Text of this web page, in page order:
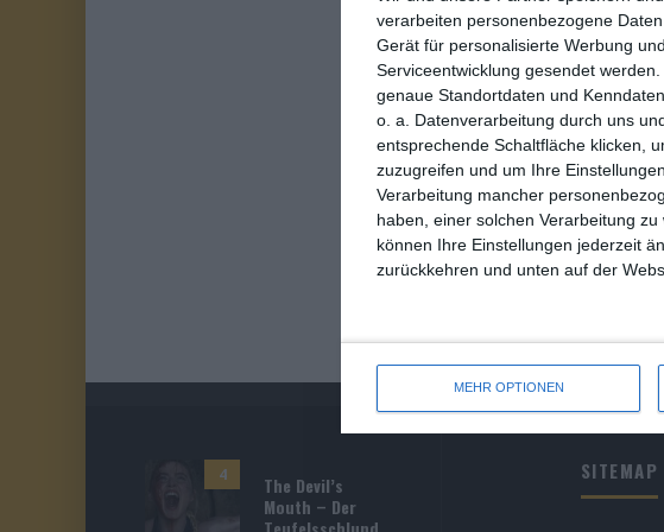
verarbeiten personenbezogene
Gerät für personalisierte Werbung
Serviceentwicklung gesendet werden.
genaue Standortdaten und
o. a. Datenverarbeitung durch uns
entsprechende Schaltfläche klicken,
zuzugreifen und um Ihre
Verarbeitung mancher
haben, einer solchen Verarbeitung
können Ihre Einstellungen jederzeit
zurückkehren und unten auf der
MEHR OPTIONEN
4
The Devil’s
Mouth – Der
SITEMAP